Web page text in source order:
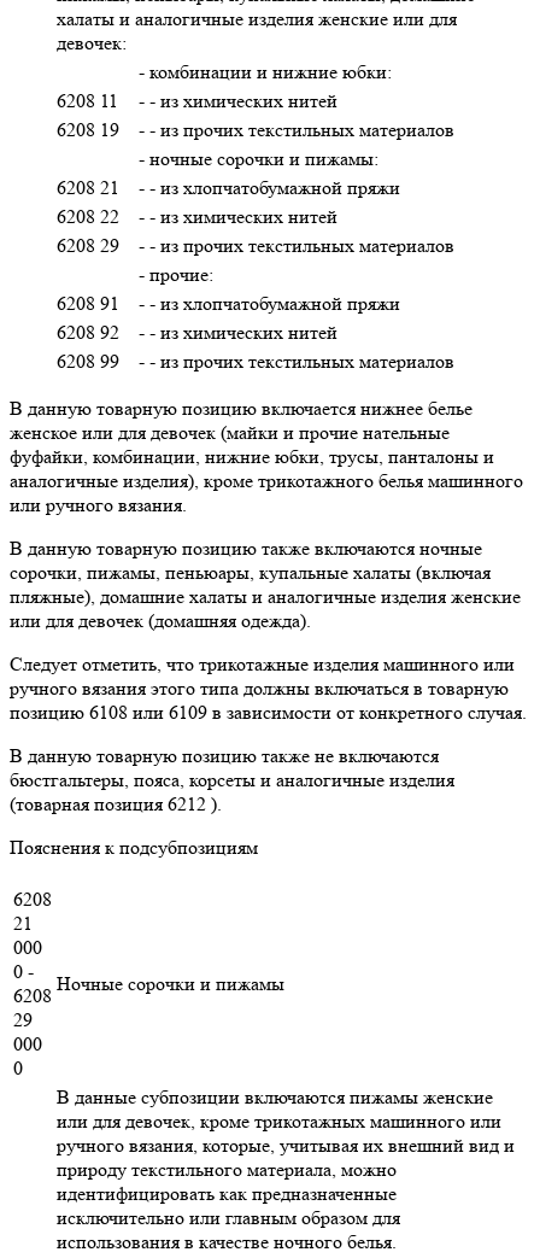
халаты и аналогичные изделия женские или для
девочек:
- комбинации и нижние юбки:
6208 11
- - из химических нитей
6208 19
- - из прочих текстильных материалов
- ночные сорочки и пижамы:
6208 21
- - из хлопчатобумажной пряжи
6208 22
- - из химических нитей
6208 29
- - из прочих текстильных материалов
- прочие:
6208 91
- - из хлопчатобумажной пряжи
6208 92
- - из химических нитей
6208 99
- - из прочих текстильных материалов
В данную товарную позицию включается нижнее белье
женское или для девочек (майки и прочие нательные
фуфайки, комбинации, нижние юбки, трусы, панталоны и
аналогичные изделия), кроме трикотажного белья машинного
или ручного вязания.
В данную товарную позицию также включаются ночные
сорочки, пижамы, пеньюары, купальные халаты (включая
пляжные), домашние халаты и аналогичные изделия женские
или для девочек (домашняя одежда).
Следует отметить, что трикотажные изделия машинного или
ручного вязания этого типа должны включаться в товарную
позицию 6108 или 6109 в зависимости от конкретного случая.
В данную товарную позицию также не включаются
бюстгальтеры, пояса, корсеты и аналогичные изделия
(товарная позиция 6212 ).
Пояснения к подсубпозициям
6208
21
000
0 -
6208
29
000
0
Ночные сорочки и пижамы
В данные субпозиции включаются пижамы женские
или для девочек, кроме трикотажных машинного или
ручного вязания, которые, учитывая их внешний вид и
природу текстильного материала, можно
идентифицировать как предназначенные
исключительно или главным образом для
использования в качестве ночного белья.